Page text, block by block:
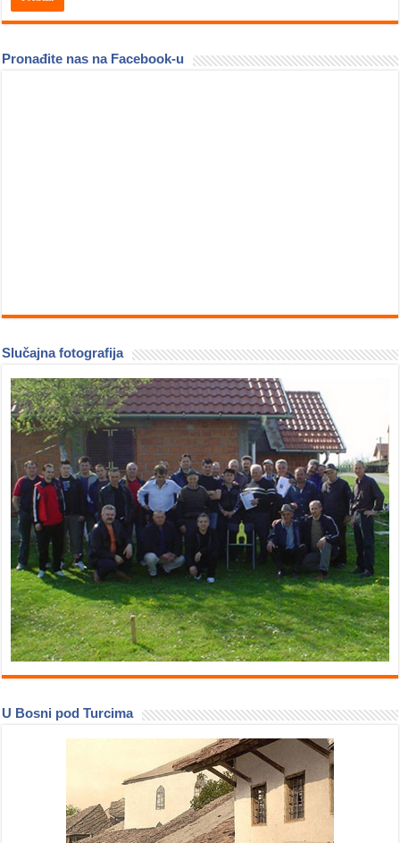
Pronađite nas na Facebook-u
Slučajna fotografija
U Bosni pod Turcima